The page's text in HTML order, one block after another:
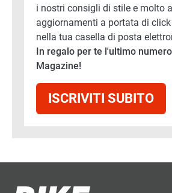
i nostri consigli di stile e molto
aggiornamenti a portata di
nella tua casella di posta
In regalo per te l'ultimo
Magazine!
ISCRIVITI SUBITO